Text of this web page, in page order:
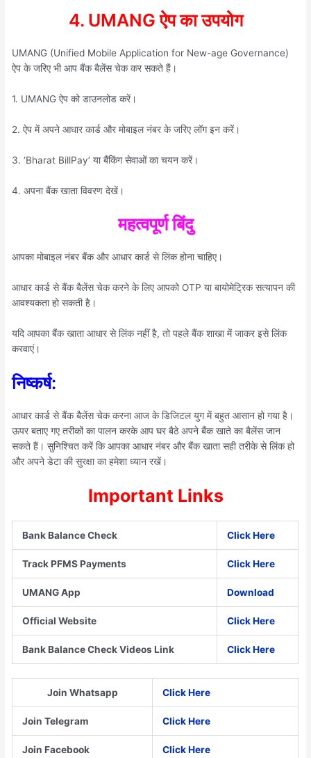
4. UMANG ऐप का उपयोग
UMANG (Unified Mobile Application for New-age Governance)
ऐप के जरिए भी आप बैंक बैलेंस चेक कर सकते हैं।
1. UMANG ऐप को डाउनलोड करें।
2. ऐप में अपने आधार कार्ड और मोबाइल नंबर के जरिए लॉग इन करें।
3. ‘Bharat BillPay’ या बैंकिंग सेवाओं का चयन करें।
4. अपना बैंक खाता विवरण देखें।
महत्वपूर्ण बिंदु
आपका मोबाइल नंबर बैंक और आधार कार्ड से लिंक होना चाहिए।
आधार कार्ड से बैंक बैलेंस चेक करने के लिए आपको OTP या बायोमेट्रिक सत्यापन की
आवश्यकता हो सकती है।
यदि आपका बैंक खाता आधार से लिंक नहीं है, तो पहले बैंक शाखा में जाकर इसे लिंक
करवाएं।
निष्कर्ष:
आधार कार्ड से बैंक बैलेंस चेक करना आज के डिजिटल युग में बहुत आसान हो गया है।
ऊपर बताए गए तरीकों का पालन करके आप घर बैठे अपने बैंक खाते का बैलेंस जान
सकते हैं। सुनिश्चित करें कि आपका आधार नंबर और बैंक खाता सही तरीके से लिंक हो
और अपने डेटा की सुरक्षा का हमेशा ध्यान रखें।
Important Links
Bank Balance Check Click Here
Track PFMS Payments Click Here
UMANG App Download
Official Website Click Here
Bank Balance Check Videos Link Click Here
Join Whatsapp Click Here
Join Telegram Click Here
Join Facebook Click Here